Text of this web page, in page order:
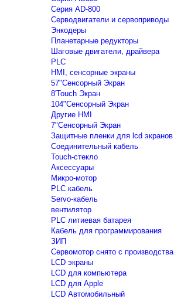
Серия AD-800
Серводвигатели и сервоприводы
Энкодеры
Планетарные редукторы
Шаговые двигатели, драйвера
PLC
HMI, сенсорные экраны
57"Сенсорный Экран
8'Touch Экран
104"Сенсорный Экран
Другие HMI
7"Сенсорный Экран
Защитные пленки для lcd экранов
Соединительный кабель
Touch-стекло
Аксессуары
Микро-мотор
PLC кабель
Servo-кабель
вентилятор
PLC литиевая батарея
Кабель для программирования
ЗИП
Сервомотор снято с производства
LCD экраны
LCD для компьютера
LCD для Apple
LCD Автомобильный